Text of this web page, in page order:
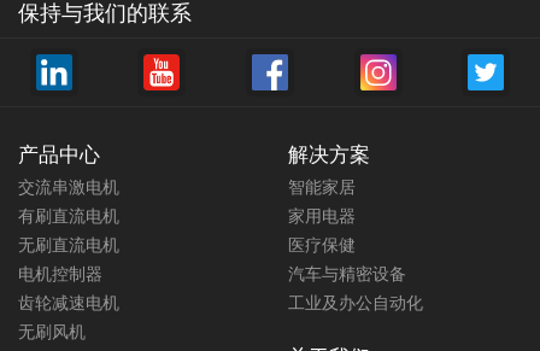
保持与我们的联系
产品中心
交流串激电机
有刷直流电机
无刷直流电机
电机控制器
齿轮减速电机
无刷风机
解决方案
智能家居
家用电器
医疗保健
汽车与精密设备
工业及办公自动化